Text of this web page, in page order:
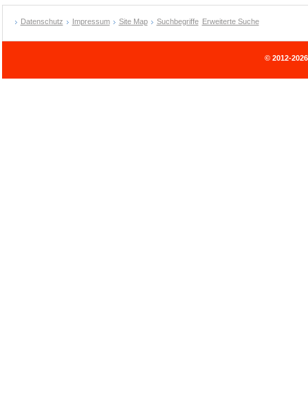
Datenschutz Impressum Site Map Suchbegriffe Erweiterte Suche
© 2012-